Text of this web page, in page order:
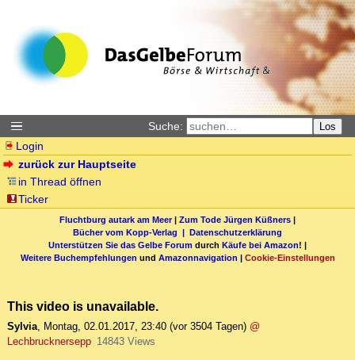
Suche: Los
Login
zurück zur Hauptseite
in Thread öffnen
Ticker
Fluchtburg autark am Meer| Zum Tode Jürgen Küßners |
Bücher vom Kopp-Verlag | Datenschutzerklärung
Unterstützen Sie das Gelbe Forum durch Käufe bei Amazon! |
Weitere Buchempfehlungen und Amazonnavigation | Cookie-Einstellungen
This video is unavailable.
Sylvia, Montag, 02.01.2017, 23:40 (vor 3504 Tagen) @
Lechbrucknersepp 14843 Views